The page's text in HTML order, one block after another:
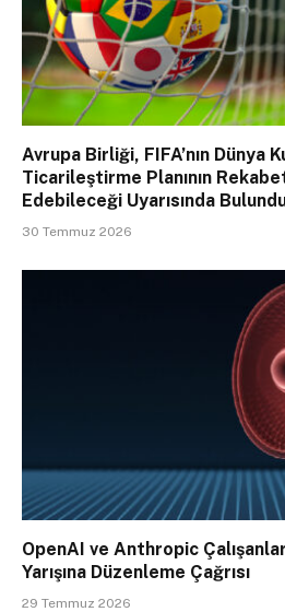
Avrupa Birliği, FIFA’nın Dünya
Ticarileştirme Planının
Edebileceği Uyarısında
30 Temmuz 2026
OpenAI ve Anthropic
Yarışına Düzenleme Çağrısı
29 Temmuz 2026